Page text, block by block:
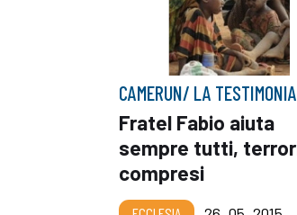
CAMERUN/ LA
Fratel Fabio aiuta
sempre tutti,
compresi